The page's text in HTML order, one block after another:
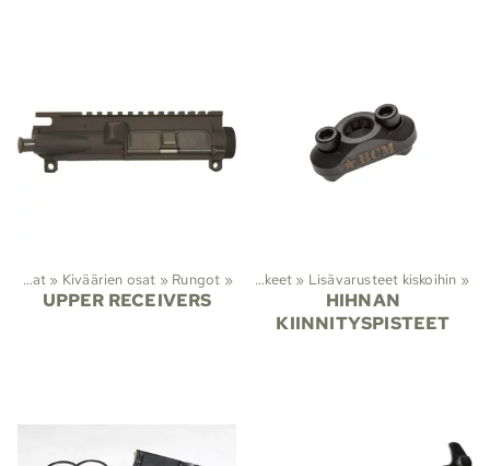
Aseiden osat ‪» Kiväärien osat ‪» Rungot ‪»
UPPER RECEIVERS
Lajit‪»Viranomaistuotteet‪» Asetarvikkeet ‪» Lisävarusteet kiskoihin ‪»
HIHNAN
KIINNITYSPISTEET